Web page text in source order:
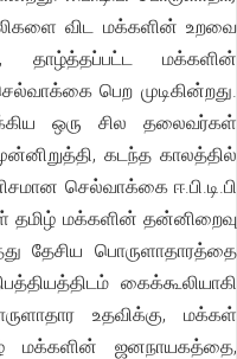
விட மக்களின் உறவை
தாழ்த்தப்பட்ட மக்களின்
பெற முடிகின்றது.
ஒரு சில தலைவர்கள்
கடந்த காலத்தில்
செல்வாக்கை ஈ.பி.டி.பி
தமிழ் மக்களின் தன்னிறைவு
தேசிய பொருளாதாரத்தை
கைக்கூலியாகி
உதவிக்கு, மக்கள்
மக்களின் ஜனநாயகத்தை,